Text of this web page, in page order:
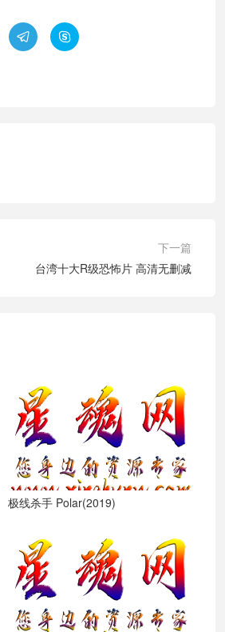
 
下一篇
台湾十大R级恐怖片 高清无删减
极线杀手 Polar(2019)